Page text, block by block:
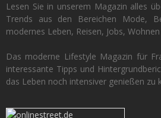
Lesen Sie in unserem Magazin alles
Trends aus den Bereichen Mode,
modernes Leben, Reisen, Jobs,
Das moderne Lifestyle Magazin für
interessante Tipps und
das Leben noch intensiver genießen zu